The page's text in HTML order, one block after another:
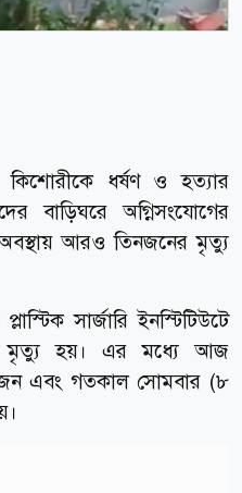
ধর্ষণ ও হত্যার
বাড়িঘরে অগ্নিসংযোগের
অবস্থায় আরও তিনজনের মৃত্যু
সার্জারি ইনস্টিটিউটে
মৃত্যু হয়। এর মধ্যে আজ
এবং গতকাল সোমবার (৮